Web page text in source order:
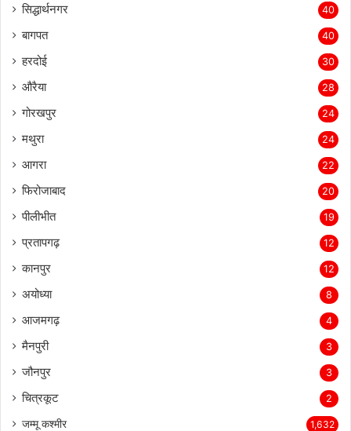
सिद्धार्थनगर 40
बागपत 40
हरदोई 30
औरैया 28
गोरखपुर 24
मथुरा 24
आगरा 22
फिरोजाबाद 20
पीलीभीत 19
प्रतापगढ़ 12
कानपुर 12
अयोध्या 8
आजमगढ़ 4
मैनपुरी 3
जौनपुर 3
चित्रकूट 2
जम्मू कश्मीर 1,632